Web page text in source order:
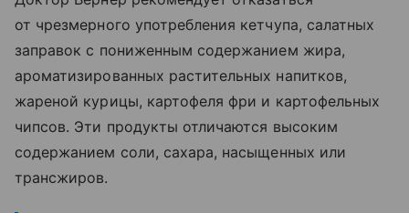
от чрезмерного употребления кетчупа, салатных
заправок с пониженным содержанием жира,
ароматизированных растительных напитков,
жареной курицы, картофеля фри и картофельных
чипсов. Эти продукты отличаются высоким
содержанием соли, сахара, насыщенных или
трансжиров.